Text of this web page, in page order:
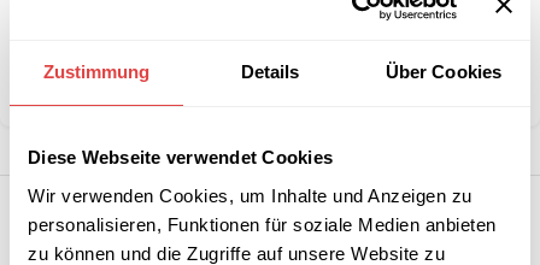
Zustimmung Details Über Cookies
Diese Webseite verwendet Cookies
Wir verwenden Cookies, um Inhalte und Anzeigen zu
personalisieren, Funktionen für soziale Medien anbieten
zu können und die Zugriffe auf unsere Website zu